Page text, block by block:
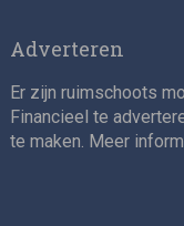
Adverteren
Er zijn ruimschoots
Financieel te
te maken. Meer